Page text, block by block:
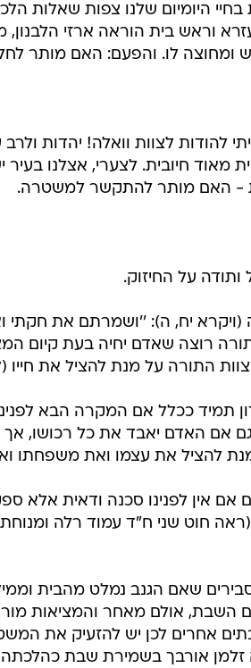
היומיום שלנו צפות שאלות
וראש בית הוראה ארזי
ומחוצה לו. והפעם: האם מותר
להודות לצוות וואלה! יהדות
מאוד חיובית. לצערי, אצלנו
- האם מותר להתקשר למשטרה.
על החיזוק.
(ויקרא יח, ה): ''ושמרתם את
רוצה שאדם יחיה בעת קיום
התורה על מנת להציל את
תמיד ככלל אם המקרה הבא
אם האדם יאבד את כל רכושו, אך
להציל את עצמו ואת משפחתו
אם אין לפנינו סכנה ודאית אלא
(ראה חוט שני ח"ד עמוד רלה
שאם הגנב נמלט מהבית
השבת, אולם מאחר והמציאות
אחרים לכן יש להזעיק את
אורבך בשמירת שבת